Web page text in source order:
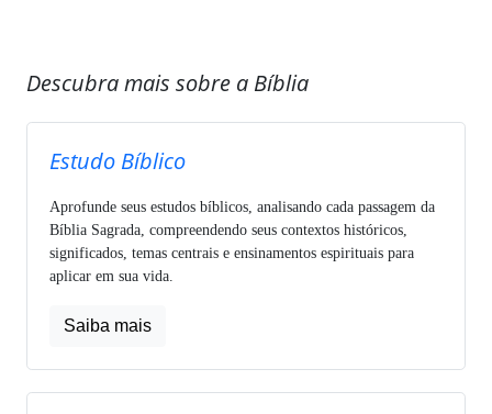
Descubra mais sobre a Bíblia
Estudo Bíblico
Aprofunde seus estudos bíblicos, analisando cada passagem da
Bíblia Sagrada, compreendendo seus contextos históricos,
significados, temas centrais e ensinamentos espirituais para
aplicar em sua vida.
Saiba mais